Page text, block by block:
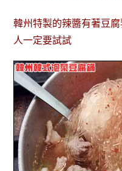
韓州特製的辣醬有著豆
人一定要試試